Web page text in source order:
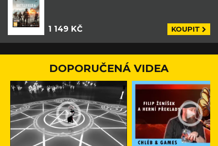
1 149 KČ KOUPIT
DOPORUČENÁ VIDEA